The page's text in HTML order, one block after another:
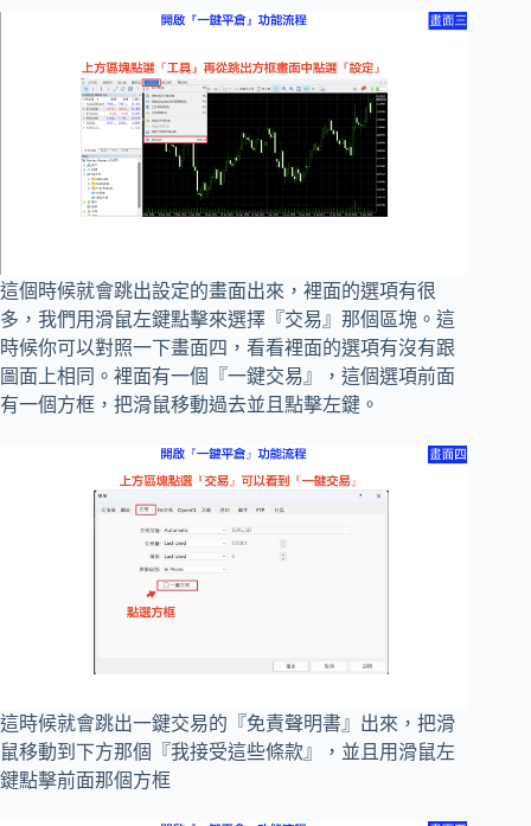
這個時候就會跳出設定的畫面出來，裡面的選項有很
多，我們用滑鼠左鍵點擊來選擇『交易』那個區塊。這
時候你可以對照一下畫面四，看看裡面的選項有沒有跟
圖面上相同。裡面有一個『一鍵交易』，這個選項前面
有一個方框，把滑鼠移動過去並且點擊左鍵。
這時候就會跳出一鍵交易的『免責聲明書』出來，把滑
鼠移動到下方那個『我接受這些條款』，並且用滑鼠左
鍵點擊前面那個方框